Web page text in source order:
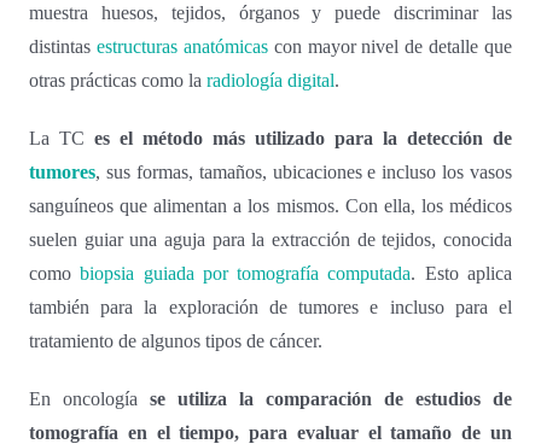
muestra huesos, tejidos, órganos y puede discriminar las
distintas estructuras anatómicascon mayor nivel de detalle que
otras prácticas como laradiología digital.
La TCes el método más utilizado para la detección de
tumores, sus formas, tamaños, ubicaciones e incluso los vasos
sanguíneos que alimentan a los mismos. Con ella, los médicos
suelen guiar una aguja para la extracción de tejidos, conocida
comobiopsia guiada por tomografía computada. Esto aplica
también para la exploración de tumores e incluso para el
tratamiento de algunos tipos de cáncer.
En oncologíase utiliza la comparación de estudios de
tomografía en el tiempo, para evaluar el tamaño de un